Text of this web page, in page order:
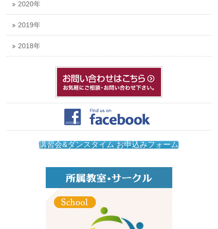
2020年
2019年
2018年
講習会&ダンスタイム お申込みフォーム